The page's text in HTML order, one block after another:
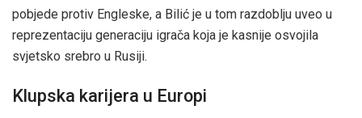
pobjede protiv Engleske, a Bilić je u tom razdoblju uveo u
reprezentaciju generaciju igrača koja je kasnije osvojila
svjetsko srebro u Rusiji.
Klupska karijera u Europi